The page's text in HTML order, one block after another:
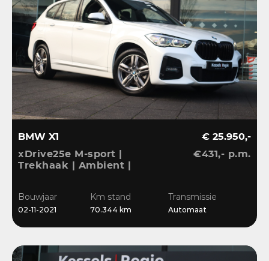
BMW X1
xDrive25e M-sport |
Trekhaak | Ambient |
€ 25.950,-
€431,- p.m.
Bouwjaar
02-11-2021
Km stand
70.344 km
Transmissie
Automaat